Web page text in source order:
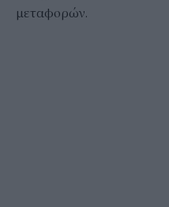
μεταφορών.